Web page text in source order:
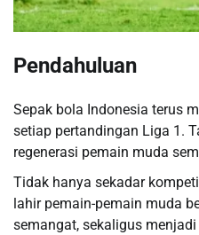
Pendahuluan
Sepak bola Indonesia terus
setiap pertandingan Liga 1.
regenerasi pemain muda
Tidak hanya sekadar
lahir pemain-pemain muda
semangat, sekaligus